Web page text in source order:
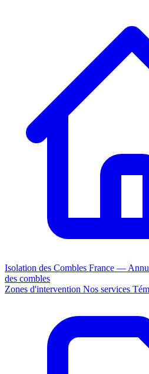
Isolation des Combles France —
des combles
Zones d'intervention Nos services